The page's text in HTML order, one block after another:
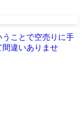
うことで空売りに手
間違いありませ